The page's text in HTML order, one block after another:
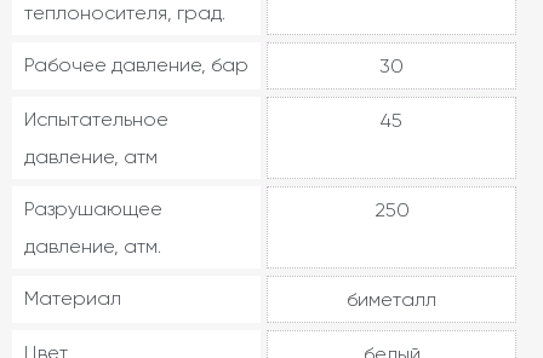
теплоносителя, град.
Рабочее давление, бар 30
Испытательное
давление, атм
45
Разрушающее
давление, атм.
250
Материал биметалл
Цвет